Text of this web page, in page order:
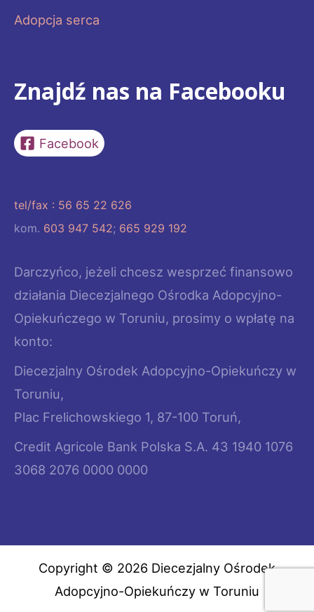
Adopcja serca
Znajdź nas na Facebooku
Facebook
tel/fax : 56 65 22 626
kom. 603 947 542; 665 929 192
Darczyńco, jeżeli chcesz wesprzeć finansowo
działania Diecezjalnego Ośrodka Adopcyjno-
Opiekuńczego w Toruniu, prosimy o wpłatę na
konto:
Diecezjalny Ośrodek Adopcyjno-Opiekuńczy w
Toruniu,
Plac Frelichowskiego 1, 87-100 Toruń,
Credit Agricole Bank Polska S.A. 43 1940 1076
3068 2076 0000 0000
Copyright © 2026 Diecezjalny Ośrodek
Adopcyjno-Opiekuńczy w Toruniu